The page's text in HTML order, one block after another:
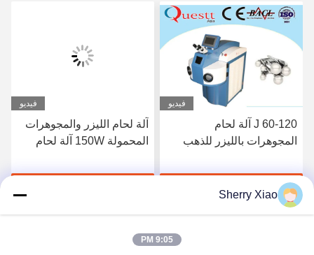
فيديو
60-120 J آلة لحام
المجوهرات بالليزر للذهب
احصل على أفضل سعر
فيديو
آلة لحام الليزر والمجوهرات
المحمولة 150W آلة لحام
Sherry Xiao
9:05 PM